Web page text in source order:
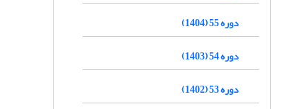
دوره 55 (1404)
دوره 54 (1403)
دوره 53 (1402)